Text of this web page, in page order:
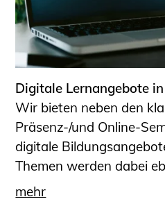
Digitale Lernangebote
Wir bieten neben den
Präsenz-/und Online-
digitale
Themen werden dabei
mehr